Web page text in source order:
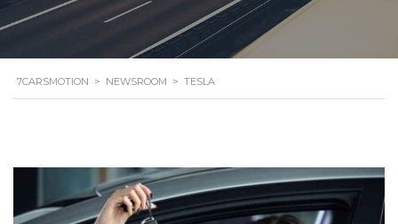
7CARSMOTION > NEWSROOM > TESLA